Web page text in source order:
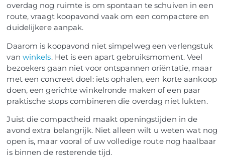
overdag nog ruimte is om spontaan te schuiven in een
route, vraagt koopavond vaak om een compactere en
duidelijkere aanpak.
Daarom is koopavond niet simpelweg een verlengstuk
van winkels. Het is een apart gebruiksmoment. Veel
bezoekers gaan niet voor ontspannen oriëntatie, maar
met een concreet doel: iets ophalen, een korte aankoop
doen, een gerichte winkelronde maken of een paar
praktische stops combineren die overdag niet lukten.
Juist die compactheid maakt openingstijden in de
avond extra belangrijk. Niet alleen wilt u weten wat nog
open is, maar vooral of uw volledige route nog haalbaar
is binnen de resterende tijd.